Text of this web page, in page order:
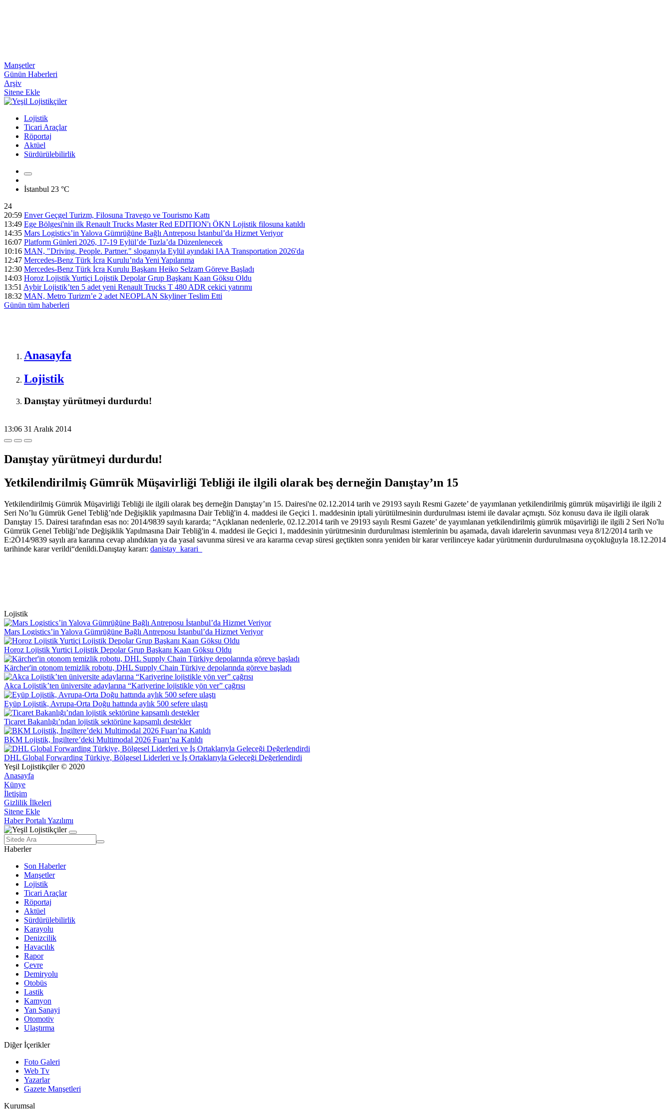
Manşetler
Günün Haberleri
Arşiv
Sitene Ekle
Lojistik
Ticari Araçlar
Röportaj
Aktüel
Sürdürülebilirlik
İstanbul 23 °C
24
20:59 Enver Geçgel Turizm, Filosuna Travego ve Tourismo Kattı
13:49 Ege Bölgesi'nin ilk Renault Trucks Master Red EDITION'ı ÖKN Lojistik filosuna katıldı
14:35 Mars Logistics’in Yalova Gümrüğüne Bağlı Antreposu İstanbul’da Hizmet Veriyor
16:07 Platform Günleri 2026, 17-19 Eylül’de Tuzla’da Düzenlenecek
10:16 MAN, "Driving. People. Partner." sloganıyla Eylül ayındaki IAA Transportation 2026'da
12:47 Mercedes-Benz Türk İcra Kurulu’nda Yeni Yapılanma
12:30 Mercedes-Benz Türk İcra Kurulu Başkanı Heiko Selzam Göreve Başladı
14:03 Horoz Lojistik Yurtiçi Lojistik Depolar Grup Başkanı Kaan Göksu Oldu
13:51 Aybir Lojistik’ten 5 adet yeni Renault Trucks T 480 ADR çekici yatırımı
18:32 MAN, Metro Turizm’e 2 adet NEOPLAN Skyliner Teslim Etti
Günün tüm haberleri
Anasayfa
Lojistik
Danıştay yürütmeyi durdurdu!
13:06 31 Aralık 2014
Danıştay yürütmeyi durdurdu!
Yetkilendirilmiş Gümrük Müşavirliği Tebliği ile ilgili olarak beş derneğin Danıştay’ın 15
Yetkilendirilmiş Gümrük Müşavirliği Tebliği ile ilgili olarak beş derneğin Danıştay’ın 15. Dairesi'ne 02.12.2014 tarih ve 29193 sayılı Resmi Gazete’ de yayımlanan yetkilendirilmiş gümrük müşavirliği ile ilgili 2
Seri No’lu Gümrük Genel Tebliğ’nde Değişiklik yapılmasına Dair Tebliğ'in 4. maddesi ile Geçici 1. maddesinin iptali yürütülmesinin durdurulması istemi ile davalar açmıştı. Söz konusu dava ile ilgili olarak
Danıştay 15. Dairesi tarafından esas no: 2014/9839 sayılı kararda; “Açıklanan nedenlerle, 02.12.2014 tarih ve 29193 sayılı Resmi Gazete’ de yayımlanan yetkilendirilmiş gümrük müşavirliği ile ilgili 2 Seri No'lu
Gümrük Genel Tebliği’nde Değişiklik Yapılmasına Dair Tebliğ'in 4. maddesi ile Geçici 1, maddesinin yürütmesinin durdurulması istemlerinin bu aşamada, davalı idarelerin savunması veya 8/12/2014 tarih ve
E:2Ö14/9839 sayılı ara kararına cevap alındıktan ya da yasal savunma süresi ve ara kararma cevap süresi geçtikten sonra yeniden bir karar verilinceye kadar yürütmenin durdurulmasına oyçokluğuyla 18.12.2014
tarihinde karar verildi“denildi.Danıştay kararı: danistay_karari_
Lojistik
Mars Logistics’in Yalova Gümrüğüne Bağlı Antreposu İstanbul’da Hizmet Veriyor
Horoz Lojistik Yurtiçi Lojistik Depolar Grup Başkanı Kaan Göksu Oldu
Kärcher'in otonom temizlik robotu, DHL Supply Chain Türkiye depolarında göreve başladı
Akca Lojistik’ten üniversite adaylarına “Kariyerine lojistikle yön ver” çağrısı
Eyüp Lojistik, Avrupa-Orta Doğu hattında aylık 500 sefere ulaştı
Ticaret Bakanlığı’ndan lojistik sektörüne kapsamlı destekler
BKM Lojistik, İngiltere’deki Multimodal 2026 Fuarı’na Katıldı
DHL Global Forwarding Türkiye, Bölgesel Liderleri ve İş Ortaklarıyla Geleceği Değerlendirdi
Yeşil Lojistikçiler © 2020
Anasayfa
Künye
İletişim
Gizlilik İlkeleri
Sitene Ekle
Haber Portalı Yazılımı
Haberler
Son Haberler
Manşetler
Lojistik
Ticari Araçlar
Röportaj
Aktüel
Sürdürülebilirlik
Karayolu
Denizcilik
Havacılık
Rapor
Çevre
Demiryolu
Otobüs
Lastik
Kamyon
Yan Sanayi
Otomotiv
Ulaştırma
Diğer İçerikler
Foto Galeri
Web Tv
Yazarlar
Gazete Manşetleri
Kurumsal